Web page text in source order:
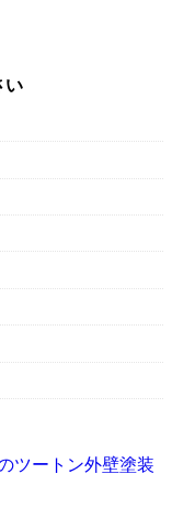
い
ツートン外壁塗装